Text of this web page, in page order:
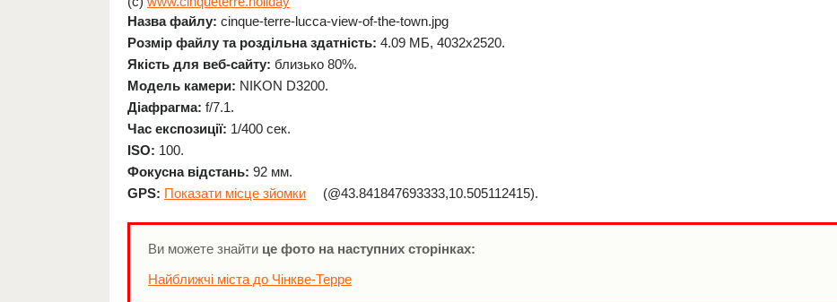
Назва файлу: cinque-terre-lucca-view-of-the-town.jpg
Розмір файлу та роздільна здатність: 4.09 МБ, 4032x2520.
Якість для веб-сайту: близько 80%.
Модель камери: NIKON D3200.
Діафрагма: f/7.1.
Час експозиції: 1/400 сек.
ISO: 100.
Фокусна відстань: 92 мм.
GPS: Показати місце зйомки (@43.841847693333,10.505112415).
Ви можете знайти це фото на наступних сторінках:
Найближчі міста до Чінкве-Терре